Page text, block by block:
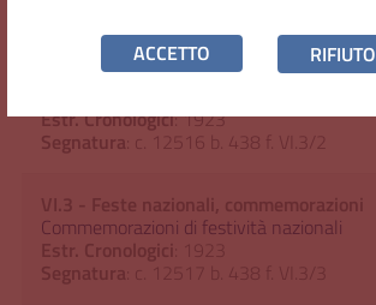
ACCETTO RIFIUTO
VI.3 - Feste nazionali, commemorazioni
Estr. Cronologici: 1923
Segnatura: c. 12516 b. 438 f. VI.3/2
VI.3 - Feste nazionali, commemorazioni
Commemorazioni di festività nazionali
Estr. Cronologici: 1923
Segnatura: c. 12517 b. 438 f. VI.3/3